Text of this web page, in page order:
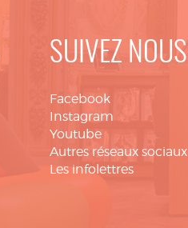
SUIVEZ
Facebook
Instagram
Youtube
Autres réseaux
Les infolettres